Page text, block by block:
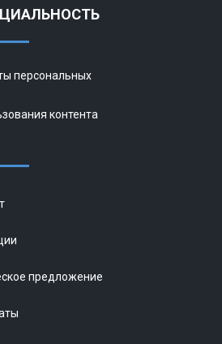
персональных
контента
предложение